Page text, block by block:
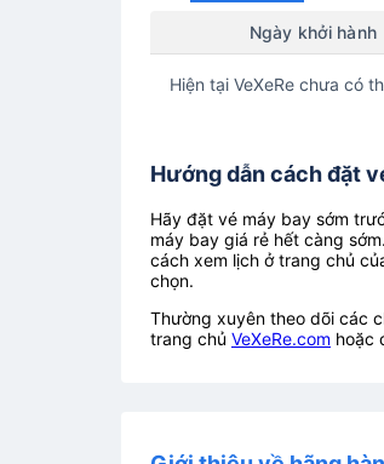
Ngày khởi hành
Hiện tại VeXeRe chưa có
Hướng dẫn cách đặt
Hãy đặt vé máy bay sớm
máy bay giá rẻ hết càng
cách xem lịch ở trang chủ
chọn.
Thường xuyên theo dõi các
trang chủ VeXeRe.com hoặc